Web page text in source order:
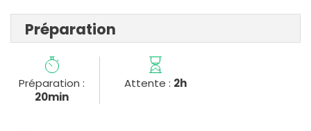
Préparation
Préparation :
20min
Attente : 2h